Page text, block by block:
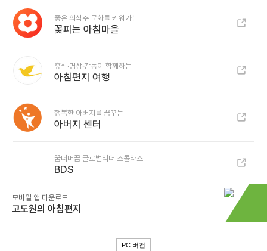
좋은 의식주 문화를 키워가는
꽃피는 아침마을
휴식·명상·감동이 함께하는
아침편지 여행
행복한 아버지를 꿈꾸는
아버지 센터
꿈너머꿈 글로벌리더 스콜라스
BDS
모바일 앱 다운로드
고도원의 아침편지
PC 버전